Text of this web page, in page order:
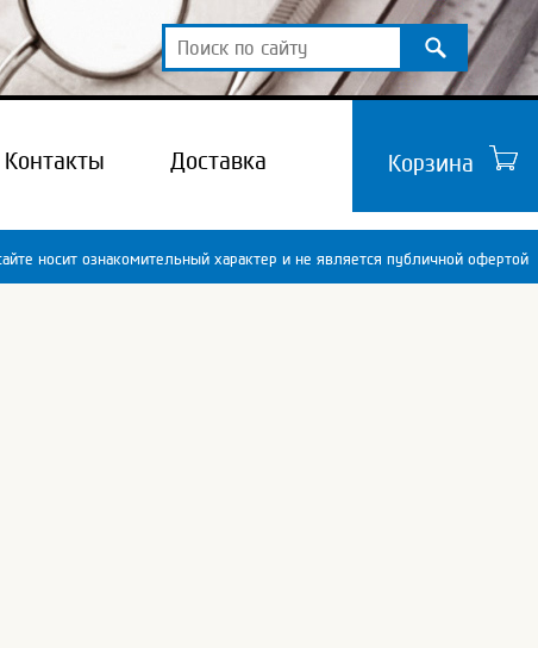
Контакты Доставка Корзина
носит ознакомительный характер и не является публичной офертой